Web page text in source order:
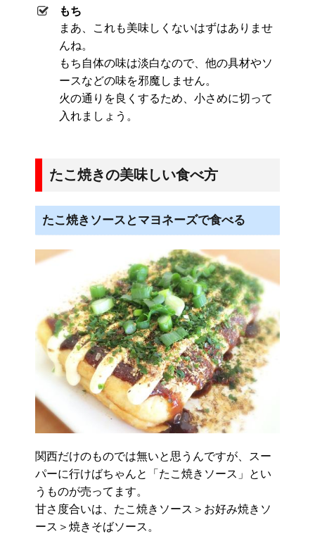
もち
まあ、これも美味しくないはずはありませ
んね。
もち自体の味は淡白なので、他の具材やソ
ースなどの味を邪魔しません。
火の通りを良くするため、小さめに切って
入れましょう。
たこ焼きの美味しい食べ方
たこ焼きソースとマヨネーズで食べる
関西だけのものでは無いと思うんですが、スー
パーに行けばちゃんと「たこ焼きソース」とい
うものが売ってます。
甘さ度合いは、たこ焼きソース＞お好み焼きソ
ース＞焼きそばソース。